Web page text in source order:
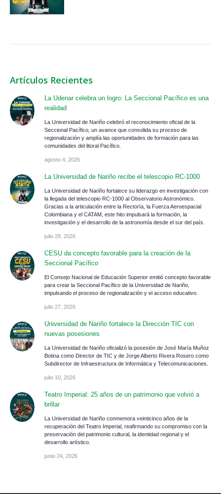
Artículos Recientes
La Udenar celebra un logro: La Seccional Pacífico es una
realidad
La Universidad de Nariño celebró el reconocimiento oficial de la
Seccional Pacífico, un avance que consolida su proceso de
regionalización y amplía las oportunidades de formación para las
comunidades del litoral Pacífico.
agosto 4, 2026
La Universidad de Nariño recibe el telescopio RC-1000
La Universidad de Nariño fortalece su liderazgo en investigación con
la llegada del telescopio RC-1000 al Observatorio Astronómico.
Gracias a la articulación entre la Rectoría, la Fuerza Aeroespacial
Colombiana y el CATAM, este hito impulsará la formación, la
investigación y el desarrollo de la astronomía desde el sur del país.
julio 28, 2026
CESU da concepto favorable para la creación de la
Seccional Pacífico
El Consejo Nacional de Educación Superior emitió concepto favorable
para crear la Seccional Pacífico de la Universidad de Nariño,
impulsando el proceso de regionalización y el acceso educativo.
julio 27, 2026
Universidad de Nariño fortalece la Dirección TIC con
nuevas posesiones
La Universidad de Nariño oficializó la posesión de José María Muñoz
Botina como Director de TIC y de Jorge Alberto Rivera Rosero como
Subdirector de Infraestructura de Informática y Telecomunicaciones.
julio 10, 2026
Teatro Imperial: 25 años de un patrimonio que volvió a
brillar
La Universidad de Nariño conmemora veinticinco años de la
recuperación del Teatro Imperial, reafirmando su compromiso con la
preservación del patrimonio cultural, la identidad regional y el
desarrollo artístico.
junio 24, 2026